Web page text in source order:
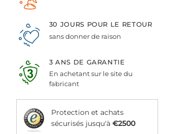
30 JOURS POUR LE RETOUR
sans donner de raison
3 ANS DE GARANTIE
En achetant sur le site du
fabricant
Protection et achats
sécurisés jusqu'à €2500